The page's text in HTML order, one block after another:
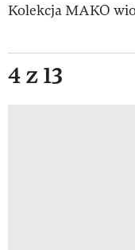
Kolekcja MAKO
4 z 13